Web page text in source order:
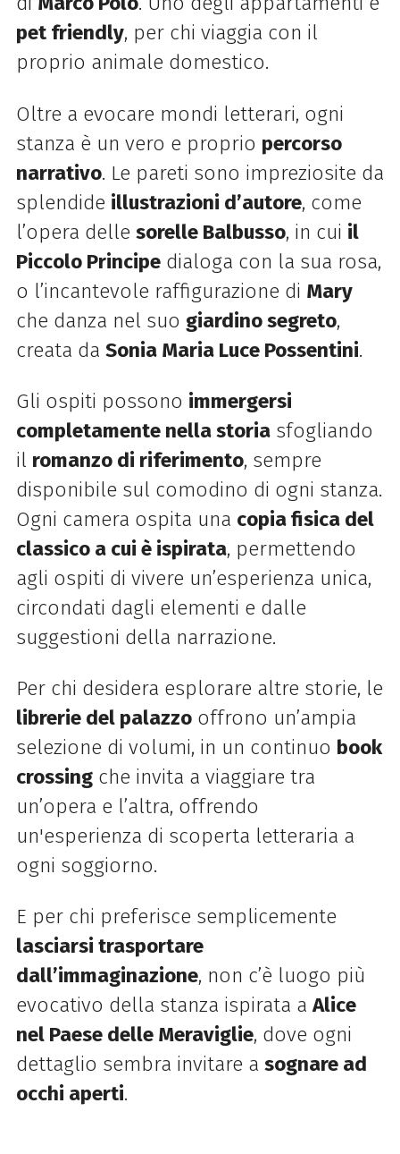
pet friendly, per chi viaggia con il
proprio animale domestico.
Oltre a evocare mondi letterari, ogni
stanza è un vero e proprio percorso
narrativo. Le pareti sono impreziosite da
splendide illustrazioni d’autore, come
l’opera delle sorelle Balbusso, in cui il
Piccolo Principedialoga con la sua rosa,
o l’incantevole raffigurazione di Mary
che danza nel suo giardino segreto,
creata da Sonia Maria Luce Possentini.
Gli ospiti possono immergersi
completamente nella storiasfogliando
il romanzo di riferimento, sempre
disponibile sul comodino di ogni stanza.
Ogni camera ospita una copia fisica del
classico a cui è ispirata, permettendo
agli ospiti di vivere un’esperienza unica,
circondati dagli elementi e dalle
suggestioni della narrazione.
Per chi desidera esplorare altre storie, le
librerie del palazzooffrono un’ampia
selezione di volumi, in un continuo book
crossingche invita a viaggiare tra
un’opera e l’altra, offrendo
un'esperienza di scoperta letteraria a
ogni soggiorno.
E per chi preferisce semplicemente
lasciarsi trasportare
dall’immaginazione, non c’è luogo più
evocativo della stanza ispirata aAlice
nel Paese delle Meraviglie, dove ogni
dettaglio sembra invitare a sognare ad
occhi aperti.